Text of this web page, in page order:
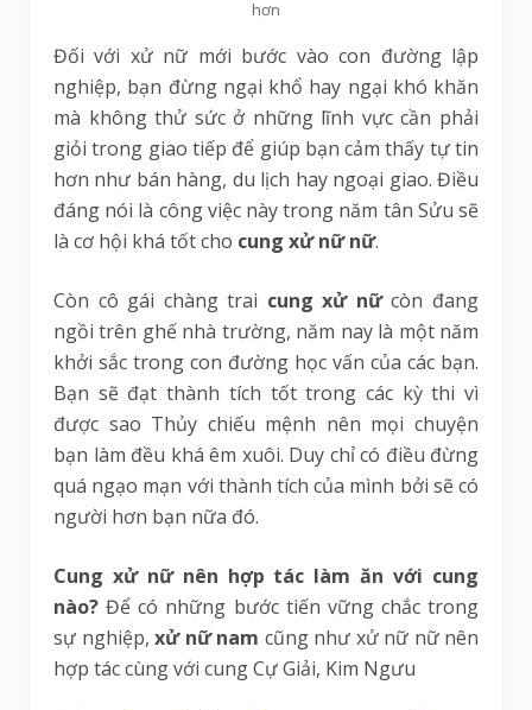
hơn
Đối với xử nữ mới bước vào con đường lập
nghiệp, bạn đừng ngại khổ hay ngại khó khăn
mà không thử sức ở những lĩnh vực cần phải
giỏi trong giao tiếp để giúp bạn cảm thấy tự tin
hơn như bán hàng, du lịch hay ngoại giao. Điều
đáng nói là công việc này trong năm tân Sửu sẽ
là cơ hội khá tốt cho cung xử nữ nữ.
Còn cô gái chàng trai cung xử nữcòn đang
ngồi trên ghế nhà trường, năm nay là một năm
khởi sắc trong con đường học vấn của các bạn.
Bạn sẽ đạt thành tích tốt trong các kỳ thi vì
được sao Thủy chiếu mệnh nên mọi chuyện
bạn làm đều khá êm xuôi. Duy chỉ có điều đừng
quá ngạo mạn với thành tích của mình bởi sẽ có
người hơn bạn nữa đó.
Cung xử nữ nên hợp tác làm ăn với cung
nào? Để có những bước tiến vững chắc trong
sự nghiệp, xử nữ nam cũng như xử nữ nữ nên
hợp tác cùng với cung Cự Giải, Kim Ngưu